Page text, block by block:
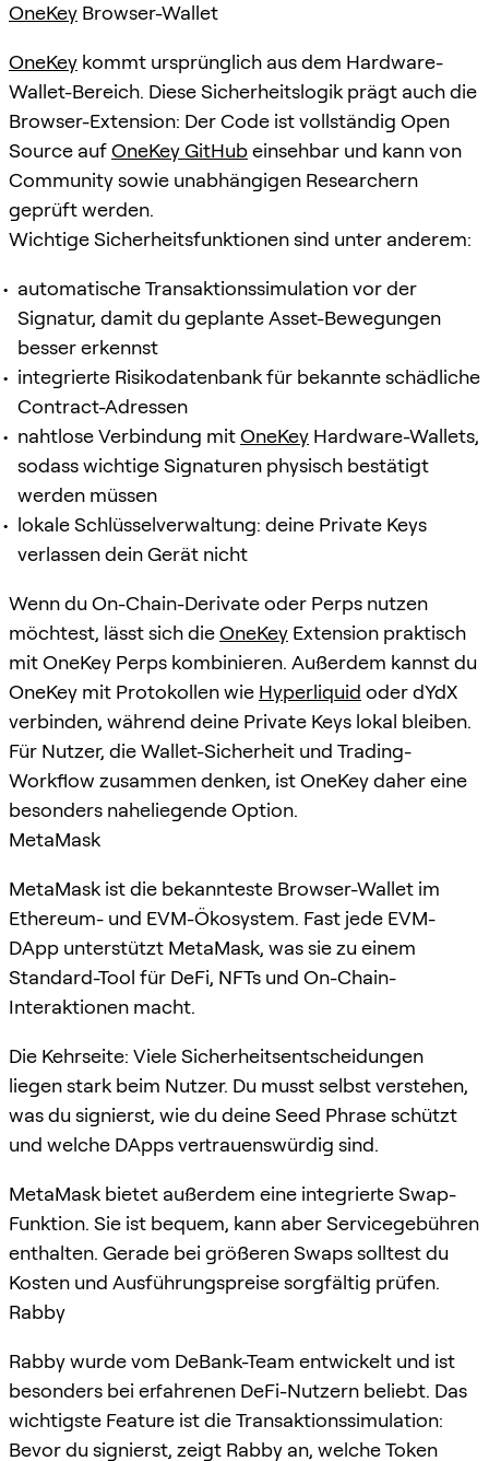
OneKey Browser-Wallet
OneKey kommt ursprünglich aus dem Hardware-
Wallet-Bereich. Diese Sicherheitslogik prägt auch die
Browser-Extension: Der Code ist vollständig Open
Source aufOneKey GitHubeinsehbar und kann von
Community sowie unabhängigen Researchern
geprüft werden.
Wichtige Sicherheitsfunktionen sind unter anderem:
automatische Transaktionssimulation vor der
Signatur, damit du geplante Asset-Bewegungen
besser erkennst
integrierte Risikodatenbank für bekannte schädliche
Contract-Adressen
nahtlose Verbindung mitOneKey Hardware-Wallets,
sodass wichtige Signaturen physisch bestätigt
werden müssen
lokale Schlüsselverwaltung: deine Private Keys
verlassen dein Gerät nicht
Wenn du On-Chain-Derivate oder Perps nutzen
möchtest, lässt sich dieOneKey Extension praktisch
mit OneKey Perps kombinieren. Außerdem kannst du
OneKey mit Protokollen wie Hyperliquid oder dYdX
verbinden, während deine Private Keys lokal bleiben.
Für Nutzer, die Wallet-Sicherheit und Trading-
Workflow zusammen denken, ist OneKey daher eine
besonders naheliegende Option.
MetaMask
MetaMask ist die bekannteste Browser-Wallet im
Ethereum- und EVM-Ökosystem. Fast jede EVM-
DApp unterstützt MetaMask, was sie zu einem
Standard-Tool für DeFi, NFTs und On-Chain-
Interaktionen macht.
Die Kehrseite: Viele Sicherheitsentscheidungen
liegen stark beim Nutzer. Du musst selbst verstehen,
was du signierst, wie du deine Seed Phrase schützt
und welche DApps vertrauenswürdig sind.
MetaMask bietet außerdem eine integrierte Swap-
Funktion. Sie ist bequem, kann aber Servicegebühren
enthalten. Gerade bei größeren Swaps solltest du
Kosten und Ausführungspreise sorgfältig prüfen.
Rabby
Rabby wurde vom DeBank-Team entwickelt und ist
besonders bei erfahrenen DeFi-Nutzern beliebt. Das
wichtigste Feature ist die Transaktionssimulation:
Bevor du signierst, zeigt Rabby an, welche Token